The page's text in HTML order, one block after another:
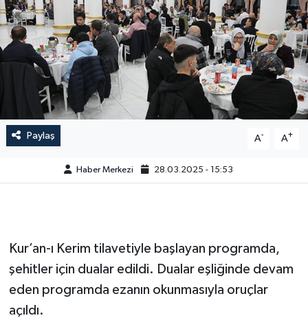
Paylaş A- A+
Haber Merkezi 28.03.2025 - 15:53
Kur’an-ı Kerim tilavetiyle başlayan programda,
şehitler için dualar edildi. Dualar eşliğinde devam
eden programda ezanın okunmasıyla oruçlar
açıldı.